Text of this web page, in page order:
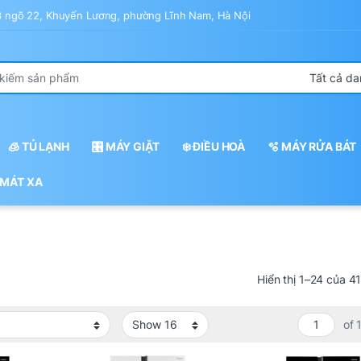
ngõ 22, Khuyến Lương, phường Lĩnh Nam, Hà Nội
🧊 TỦ LẠNH 🎛️ MÁY GIẶT ❄️ ĐIỀU HOÀ 🫧 MÁY RỬA BÁT
XA
Hiển thị 1–24 của
of